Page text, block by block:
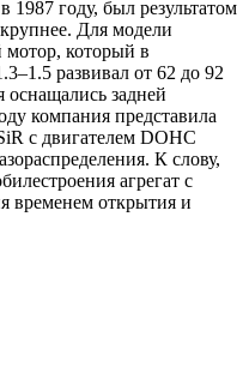
году, был результатом
Для модели
мотор, который в
развивал от 62 до 92
задней
компания представила
с двигателем DOHC
К слову,
агрегат с
временем открытия и